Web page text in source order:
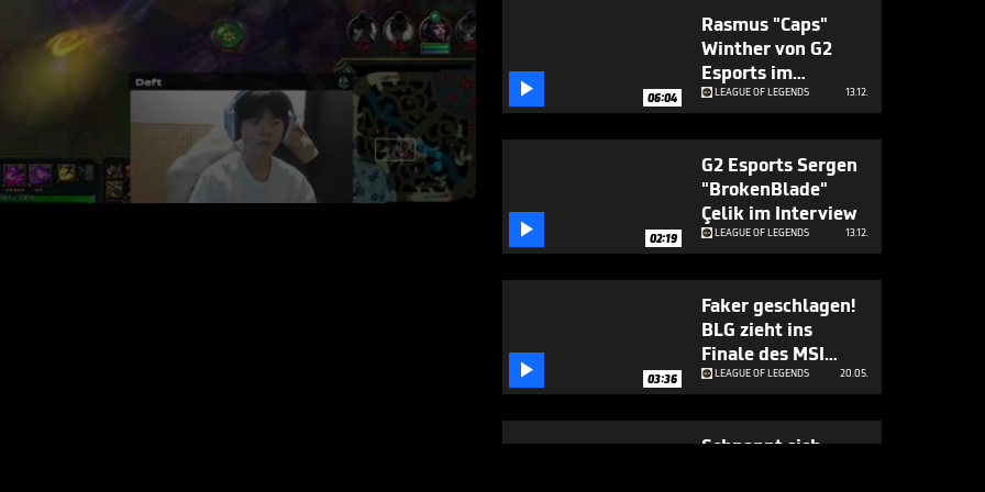
 06:04
Rasmus "Caps"
Winther von G2
Esports im
Gespräch mit
SPORT1 über die
Worlds 2023 und
die LEC Season
2024
LEAGUE OF LEGENDS 13.12.
 02:19
G2 Esports Sergen
"BrokenBlade"
Çelik im Interview
LEAGUE OF LEGENDS 13.12.
 03:36
Faker geschlagen!
BLG zieht ins
Finale des MSI
2023 ein
LEAGUE OF LEGENDS 20.05.
Schnappt sich